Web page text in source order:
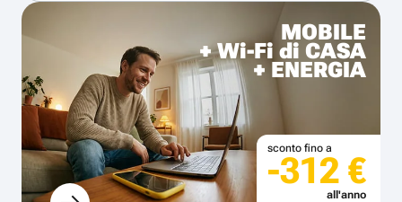
MOBILE
+ Wi-Fi di CASA
+ ENERGIA
sconto fino a
-312 €
all'anno